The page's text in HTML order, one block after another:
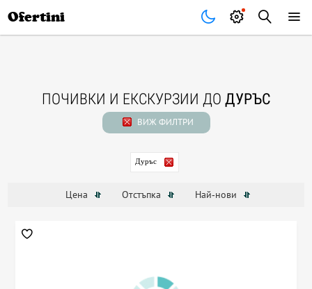
Ofertini
ПОЧИВКИ И ЕКСКУРЗИИ ДО ДУРЪС
ВИЖ ФИЛТРИ
Дуръс
Цена Отстъпка Най-нови